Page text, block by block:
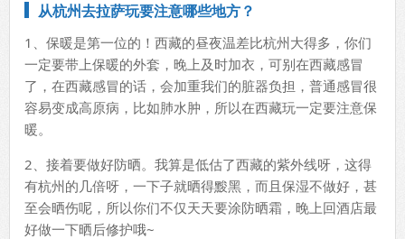
从杭州去拉萨玩要注意哪些地方？
1、保暖是第一位的！西藏的昼夜温差比杭州大得多，你们
一定要带上保暖的外套，晚上及时加衣，可别在西藏感冒
了，在西藏感冒的话，会加重我们的脏器负担，普通感冒很
容易变成高原病，比如肺水肿，所以在西藏玩一定要注意保
暖。
2、接着要做好防晒。我算是低估了西藏的紫外线呀，这得
有杭州的几倍呀，一下子就晒得黢黑，而且保湿不做好，甚
至会晒伤呢，所以你们不仅天天要涂防晒霜，晚上回酒店最
好做一下晒后修护哦~